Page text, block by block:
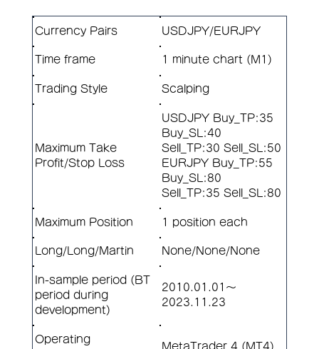
Currency Pairs USDJPY/EURJPY
Time frame 1 minute chart (M1)
Trading Style Scalping
Maximum Take
Profit/Stop Loss
USDJPY Buy_TP:35
Buy_SL:40
Sell_TP:30 Sell_SL:50
EURJPY Buy_TP:55
Buy_SL:80
Sell_TP:35 Sell_SL:80
Maximum Position 1 position each
Long/Long/Martin None/None/None
In-sample period (BT
period during
development)
2010.01.01～
2023.11.23
Operating
MetaTrader 4 (MT4)